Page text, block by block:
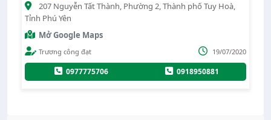
207 Nguyễn Tất Thành, Phường 2, Thành phố Tuy Hoà,
Tỉnh Phú Yên
Mở Google Maps
Trương công đạt 19/07/2020
0977775706 0918950881